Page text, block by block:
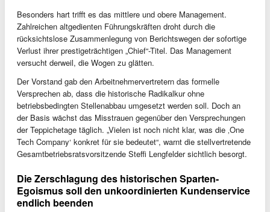
Besonders hart trifft es das mittlere und obere Management.
Zahlreichen altgedienten Führungskräften droht durch die
rücksichtslose Zusammenlegung von Berichtswegen der sofortige
Verlust ihrer prestigeträchtigen „Chief“-Titel. Das Management
versucht derweil, die Wogen zu glätten.
Der Vorstand gab den Arbeitnehmervertretern das formelle
Versprechen ab, dass die historische Radikalkur ohne
betriebsbedingten Stellenabbau umgesetzt werden soll. Doch an
der Basis wächst das Misstrauen gegenüber den Versprechungen
der Teppichetage täglich. „Vielen ist noch nicht klar, was die ‚One
Tech Company‘ konkret für sie bedeutet“, warnt die stellvertretende
Gesamtbetriebsratsvorsitzende Steffi Lengfelder sichtlich besorgt.
Die Zerschlagung des historischen Sparten-
Egoismus soll den unkoordinierten Kundenservice
endlich beenden